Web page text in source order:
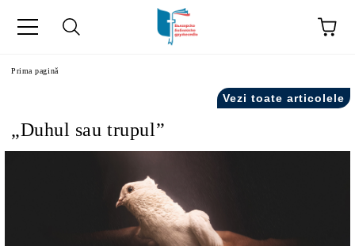
Prima pagină
Vezi toate articolele
„Duhul sau trupul”